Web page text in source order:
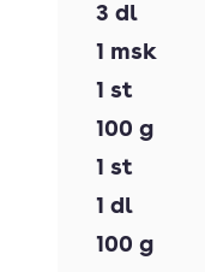
3 dl
1 msk
1 st
100 g
1 st
1 dl
100 g